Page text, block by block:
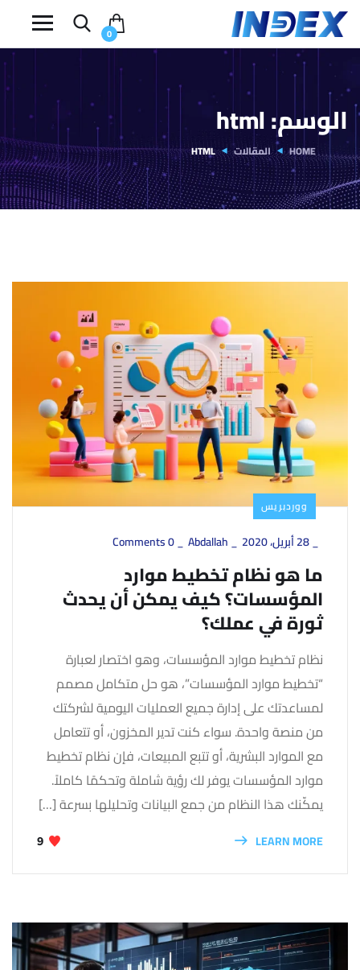
0
الوسم:html
HOME المقالات HTML
ووردبريس
_28 أبريل، 2020 _
Abdallah
_
0 Comments
ما هو نظام تخطيط موارد
المؤسسات؟ كيف يمكن أن يحدث
ثورة في عملك؟
نظام تخطيط موارد المؤسسات، وهو اختصار لعبارة
“تخطيط موارد المؤسسات”، هو حل متكامل مصمم
لمساعدتك على إدارة جميع العمليات اليومية لشركتك
من منصة واحدة. سواء كنت تدير المخزون، أو تتعامل
مع الموارد البشرية، أو تتبع المبيعات، فإن نظام تخطيط
موارد المؤسسات يوفر لك رؤية شاملة وتحكمًا كاملاً.
يمكّنك هذا النظام من جمع البيانات وتحليلها بسرعة […]
LEARN MORE
9